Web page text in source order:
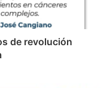
de revolución